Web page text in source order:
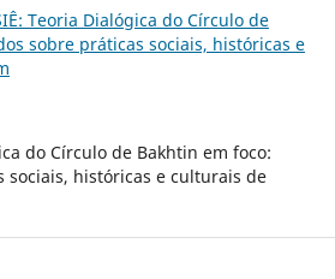
Teoria Dialógica do Círculo de
sobre práticas sociais, históricas e
do Círculo de Bakhtin em foco:
sociais, históricas e culturais de